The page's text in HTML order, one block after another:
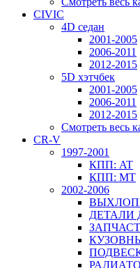
CIVIC
4D седан
2001-2005
2006-2011
2012-2015
5D хэтчбек
2001-2005
2006-2011
2012-2015
Смотреть весь
CR-V
1997-2001
КПП: AT
КПП: MT
2002-2006
ДЕТАЛИ